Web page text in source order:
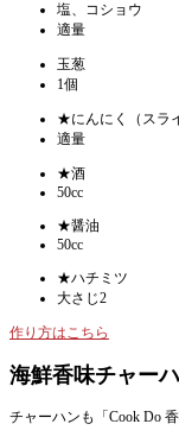
塩、コショウ
適量
玉葱
1個
★にんにく（スラ
適量
★酒
50cc
★醤油
50cc
★ハチミツ
大さじ2
作り方はこちら
海鮮香味チャー
チャーハンも「Cook Do